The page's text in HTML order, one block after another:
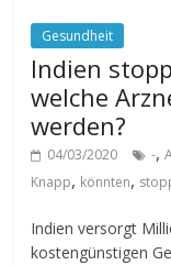
Gesundheit
Indien
welche
werden?
04/03/2020 -,
Knapp, könnten,
Indien versorgt
kostengünstigen